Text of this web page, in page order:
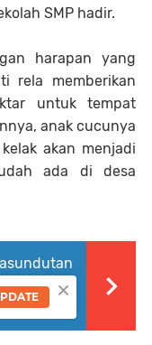
SMP hadir.
harapan yang
rela memberikan
untuk tempat
anak cucunya
akan menjadi
ada di desa
Jenderal
×